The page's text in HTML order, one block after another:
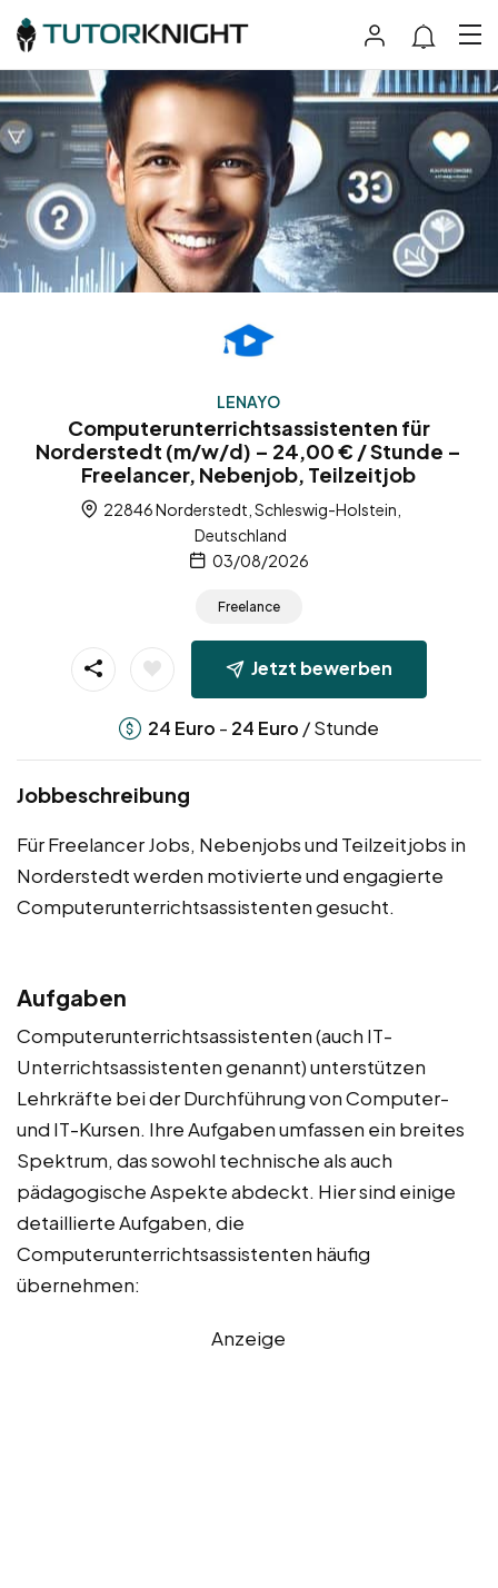
LENAYO
Computerunterrichtsassistenten für
Norderstedt (m/w/d) – 24,00 € / Stunde –
Freelancer, Nebenjob, Teilzeitjob
22846 Norderstedt, Schleswig-Holstein,
Deutschland
03/08/2026
Freelance
Jetzt bewerben
24 Euro - 24 Euro / Stunde
Jobbeschreibung
Für Freelancer Jobs, Nebenjobs und Teilzeitjobs in
Norderstedt werden motivierte und engagierte
Computerunterrichtsassistenten gesucht.
Aufgaben
Computerunterrichtsassistenten (auch IT-
Unterrichtsassistenten genannt) unterstützen
Lehrkräfte bei der Durchführung von Computer-
und IT-Kursen. Ihre Aufgaben umfassen ein breites
Spektrum, das sowohl technische als auch
pädagogische Aspekte abdeckt. Hier sind einige
detaillierte Aufgaben, die
Computerunterrichtsassistenten häufig
übernehmen:
Anzeige